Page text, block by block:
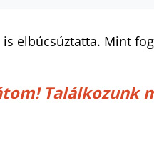
elbúcsúztatta. Mint
Találkozunk